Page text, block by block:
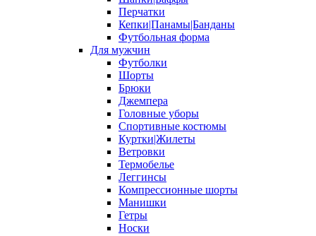
Перчатки
Кепки|Панамы|Банданы
Футбольная форма
Для мужчин
Футболки
Шорты
Брюки
Джемпера
Головные уборы
Спортивные костюмы
Куртки|Жилеты
Ветровки
Термобелье
Леггинсы
Компрессионные шорты
Манишки
Гетры
Носки